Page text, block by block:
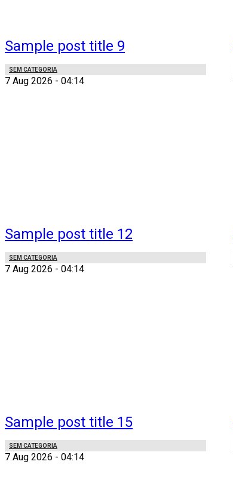
Sample post title 9
SEM CATEGORIA
7 Aug 2026 - 04:14
Sample post title 12
SEM CATEGORIA
7 Aug 2026 - 04:14
Sample post title 15
SEM CATEGORIA
7 Aug 2026 - 04:14